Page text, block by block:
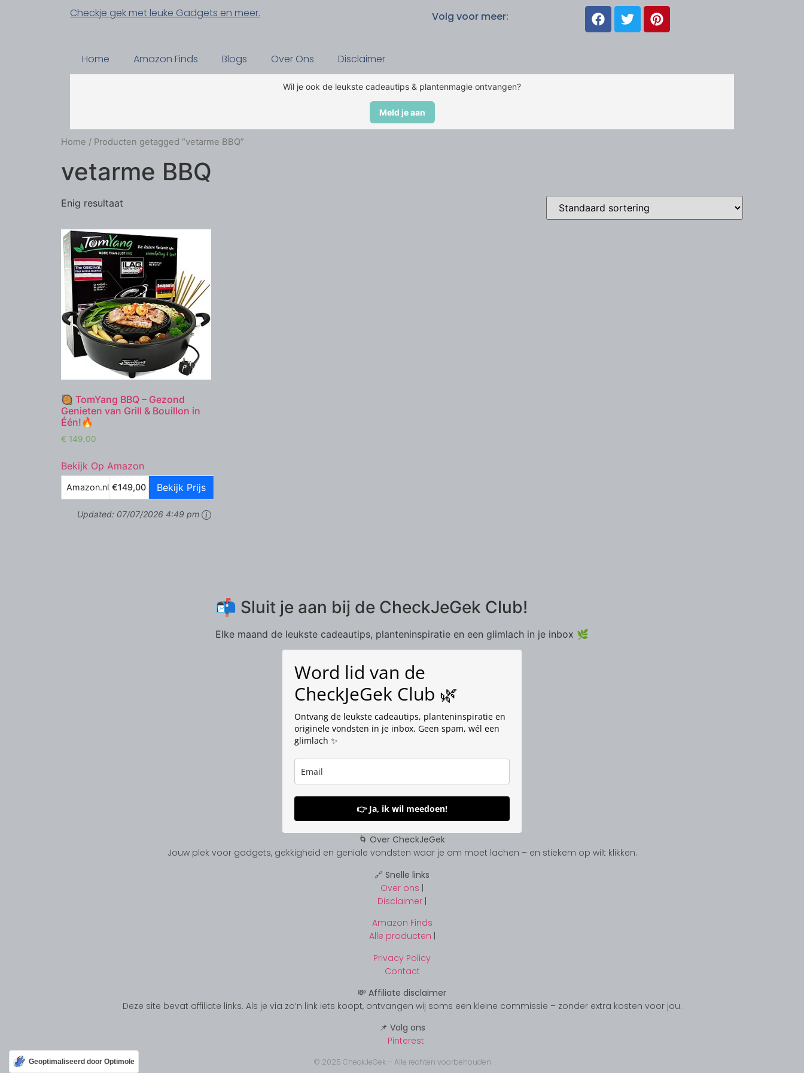
Checkje gek met leuke Gadgets en meer. Volg voor meer:
Home Amazon Finds Blogs Over Ons Disclaimer
Wil je ook de leukste cadeautips & plantenmagie ontvangen?
Meld je aan
Home / Producten getagged “vetarme BBQ”
vetarme BBQ
Enig resultaat
🥘 TomYang BBQ – Gezond
Genieten van Grill & Bouillon in
Één!🔥
€ 149,00
Bekijk Op Amazon
Amazon.nl €149,00 Bekijk Prijs
Updated: 07/07/2026 4:49 pm
📬 Sluit je aan bij de CheckJeGek Club!
Elke maand de leukste cadeautips, planteninspiratie en een glimlach in je inbox 🌿
Word lid van de
CheckJeGek Club 🌿
Ontvang de leukste cadeautips, planteninspiratie en
originele vondsten in je inbox. Geen spam, wél een
glimlach ✨
👉 Ja, ik wil meedoen!
🌀 Over CheckJeGek
Jouw plek voor gadgets, gekkigheid en geniale vondsten waar je om moet lachen – en stiekem op wilt klikken.
🔗 Snelle links
Over ons |
Disclaimer |
Amazon Finds
Alle producten
Privacy Policy
Contact
💸 Affiliate disclaimer
Deze site bevat affiliate links. Als je via zo’n link iets koopt, ontvangen wij soms een kleine commissie – zonder extra kosten voor jou.
📌 Volg ons
Pinterest
© 2025 CheckJeGek – Alle rechten voorbehouden
Geoptimaliseerd door Optimole